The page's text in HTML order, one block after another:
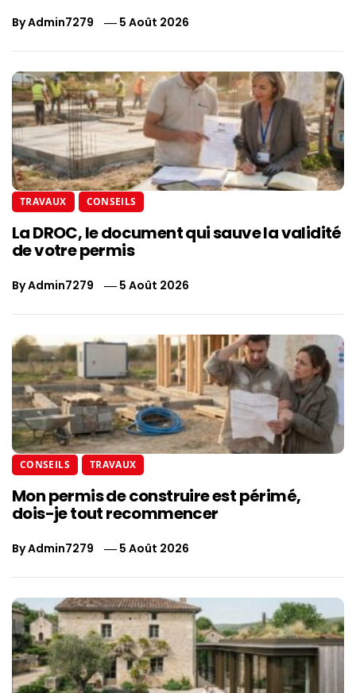
ByAdmin7279 5 Août 2026
TRAVAUX CONSEILS
La DROC, le document qui sauve la validité
de votre permis
ByAdmin7279 5 Août 2026
CONSEILS TRAVAUX
Mon permis de construire est périmé,
dois-je tout recommencer
ByAdmin7279 5 Août 2026